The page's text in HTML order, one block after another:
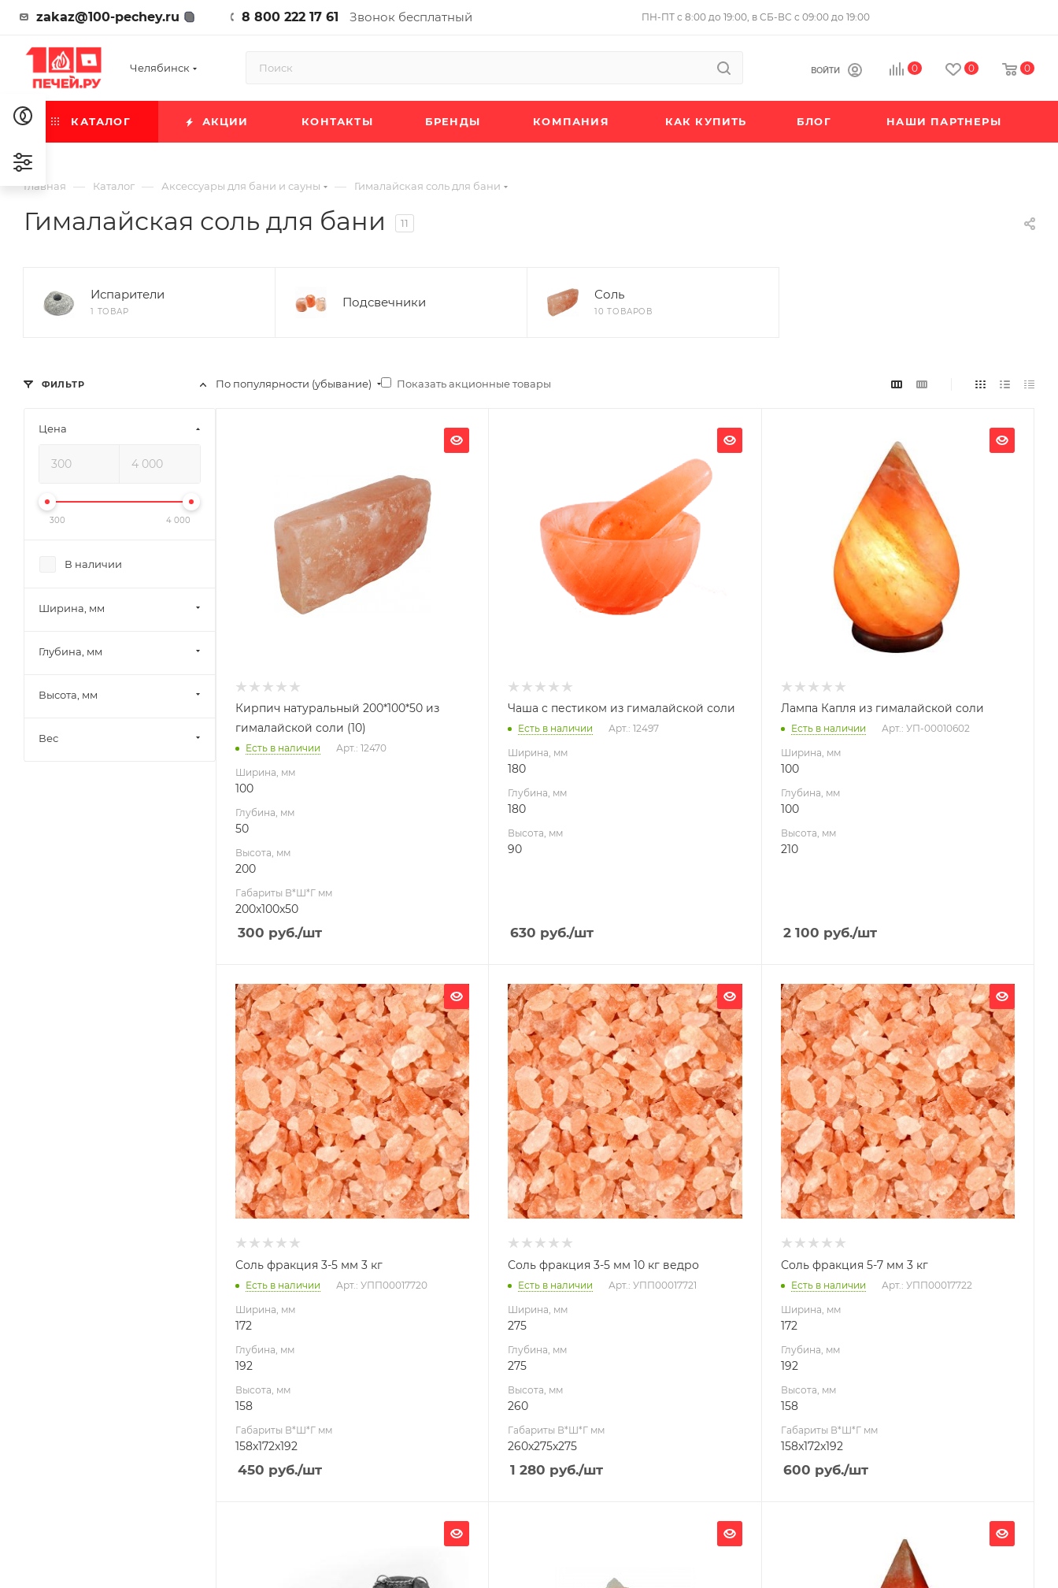
zakaz@100-pechey.ru 8 800 222 17 61 Звонок бесплатный ПН-ПТ с 8:00 до 19:00, в СБ-ВС с 09:00 до 19:00
Челябинск ВОЙТИ 0 0 0
КАТАЛОГ АКЦИИ КОНТАКТЫ БРЕНДЫ КОМПАНИЯ КАК КУПИТЬ БЛОГ НАШИ ПАРТНЕРЫ
Главная — Каталог — Аксессуары для бани и сауны — Гималайская соль для бани
Гималайская соль для бани 11
Испарители
1 ТОВАР
Подсвечники
Соль
10 ТОВАРОВ
По популярности (убывание) Показать акционные товары
Высота, мм
Габариты В*Ш*Г мм
200x100x50
Кирпич натуральный 200*100*50 из
гималайской соли (10)
Есть в наличии Арт.: 12470
Ширина, мм
100
Глубина, мм
50
Высота, мм
200
Габариты В*Ш*Г мм
200x100x50
300 руб./шт
Высота, мм
Чаша с пестиком из гималайской соли
Есть в наличии Арт.: 12497
Ширина, мм
180
Глубина, мм
180
Высота, мм
90
630 руб./шт
Лампа Капля из гималайской соли
Есть в наличии Арт.: УП-00010602
Ширина, мм
100
Глубина, мм
100
Высота, мм
210
2 100 руб./шт
Ширина, мм
172
Глубина, мм
192
Высота, мм
158
Габариты В*Ш*Г мм
158x172x192
Соль фракция 3-5 мм 3 кг
Есть в наличии Арт.: УПП00017720
Ширина, мм
172
Глубина, мм
192
Высота, мм
158
Габариты В*Ш*Г мм
158x172x192
450 руб./шт
Ширина, мм
275
Глубина, мм
275
Высота, мм
260
Габариты В*Ш*Г мм
260x275x275
Соль фракция 3-5 мм 10 кг ведро
Есть в наличии Арт.: УПП00017721
Ширина, мм
275
Глубина, мм
275
Высота, мм
260
Габариты В*Ш*Г мм
260x275x275
1 280 руб./шт
Ширина, мм
172
Глубина, мм
192
Высота, мм
158
Габариты В*Ш*Г мм
158x172x192
Соль фракция 5-7 мм 3 кг
Есть в наличии Арт.: УПП00017722
Ширина, мм
172
Глубина, мм
192
Высота, мм
158
Габариты В*Ш*Г мм
158x172x192
600 руб./шт
ФИЛЬТР
Цена
300 4 000
В наличии
Ширина, мм
Глубина, мм
Высота, мм
Вес